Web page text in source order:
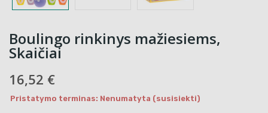
Boulingo rinkinys mažiesiems,
Skaičiai
16,52 €
Pristatymo terminas: Nenumatyta (susisiekti)